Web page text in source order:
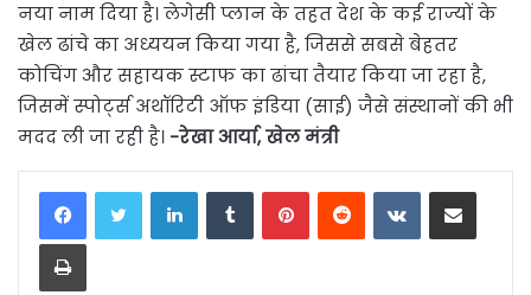
नया नाम दिया है। लेगेसी प्लान के तहत देश के कई राज्यों के
खेल ढांचे का अध्ययन किया गया है, जिससे सबसे बेहतर
कोचिंग और सहायक स्टाफ का ढांचा तैयार किया जा रहा है,
जिसमें स्पोर्ट्स अथॉरिटी ऑफ इंडिया (साई) जैसे संस्थानों की भी
मदद ली जा रही है। -रेखा आर्या, खेल मंत्री
LinkedInTumblrPinterestReddit VKontakteShare via Email
Print